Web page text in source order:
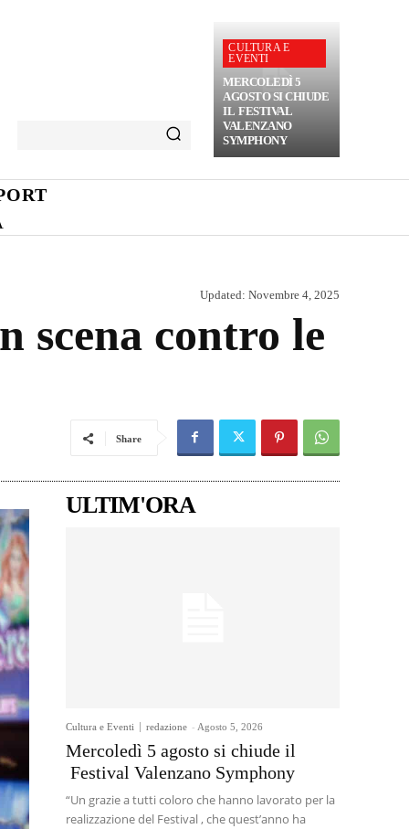
CULTURA E
EVENTI
MERCOLEDÌ 5
AGOSTO SI CHIUDE
IL FESTIVAL
VALENZANO
SYMPHONY
Updated: Novembre 4, 2025
scena contro le
Share
ULTIM'ORA
Cultura e Eventi redazione - Agosto 5, 2026
Mercoledì 5 agosto si chiude il
Festival Valenzano Symphony
“Un grazie a tutti coloro che hanno lavorato per la
realizzazione del Festival , che quest’anno ha